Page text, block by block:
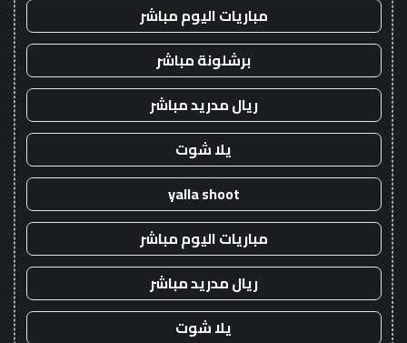
مباريات اليوم مباشر
برشلونة مباشر
ريال مدريد مباشر
يلا شوت
yalla shoot
مباريات اليوم مباشر
ريال مدريد مباشر
يلا شوت